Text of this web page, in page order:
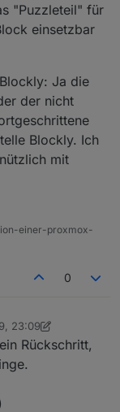
"Puzzleteil" für
einsetzbar
Ja die
der nicht
Blockly. Ich
mit
einer-proxmox-
0
23:09
5. Apr. 2019, 01:16
Rückschritt,